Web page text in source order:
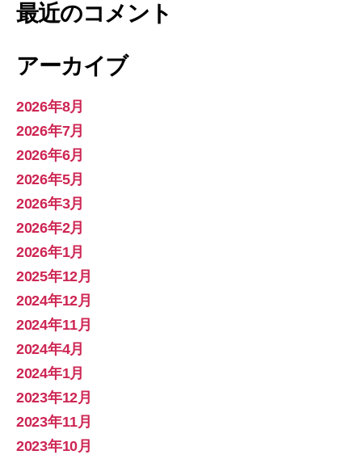
最近のコメント
アーカイブ
2026年8月
2026年7月
2026年6月
2026年5月
2026年3月
2026年2月
2026年1月
2025年12月
2024年12月
2024年11月
2024年4月
2024年1月
2023年12月
2023年11月
2023年10月